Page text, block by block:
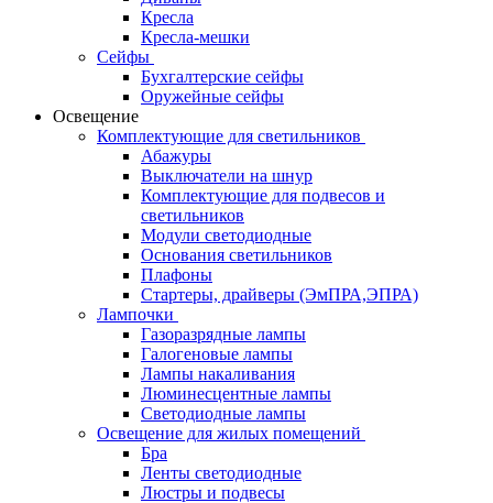
Кресла
Кресла-мешки
Сейфы
Бухгалтерские сейфы
Оружейные сейфы
Освещение
Комплектующие для светильников
Абажуры
Выключатели на шнур
Комплектующие для подвесов и
светильников
Модули светодиодные
Основания светильников
Плафоны
Стартеры, драйверы (ЭмПРА,ЭПРА)
Лампочки
Газоразрядные лампы
Галогеновые лампы
Лампы накаливания
Люминесцентные лампы
Светодиодные лампы
Освещение для жилых помещений
Бра
Ленты светодиодные
Люстры и подвесы